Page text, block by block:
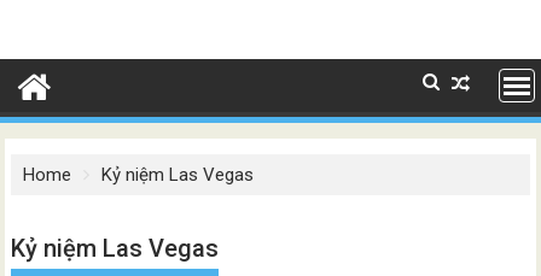
Home Kỷ niệm Las Vegas
Kỷ niệm Las Vegas